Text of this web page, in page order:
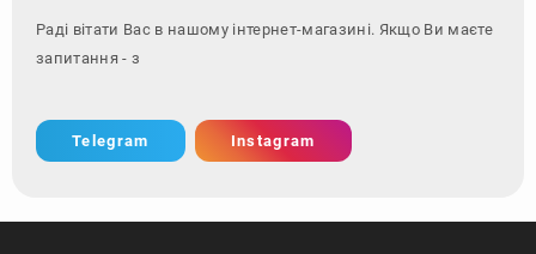
Раді вітати Вас в нашому інтернет-магазині. Якщо Ви маєте
запитання - зверніться за к
Telegram Instagram